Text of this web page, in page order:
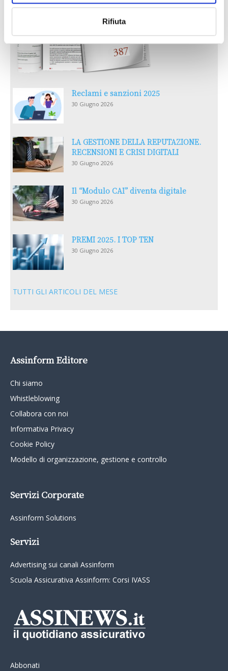
Rifiuta
Reclami e sanzioni 2025
30 Giugno 2026
LA GESTIONE DELLA REPUTAZIONE.
RECENSIONI E CRISI DIGITALI
30 Giugno 2026
Il “Modulo CAI” diventa digitale
30 Giugno 2026
PREMI 2025. I TOP TEN
30 Giugno 2026
TUTTI GLI ARTICOLI DEL MESE
Assinform Editore
Chi siamo
Whistleblowing
Collabora con noi
Informativa Privacy
Cookie Policy
Modello di organizzazione, gestione e controllo
Servizi Corporate
Assinform Solutions
Servizi
Advertising sui canali Assinform
Scuola Assicurativa Assinform: Corsi IVASS
Abbonati